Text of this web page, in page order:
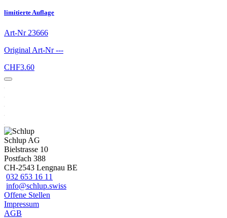
limitierte Auflage
Art-Nr 23666
Original Art-Nr---
CHF3.60
Schlup AG
Bielstrasse 10
Postfach 388
CH-2543 Lengnau BE
032 653 16 11
info@schlup.swiss
Offene Stellen
Impressum
AGB